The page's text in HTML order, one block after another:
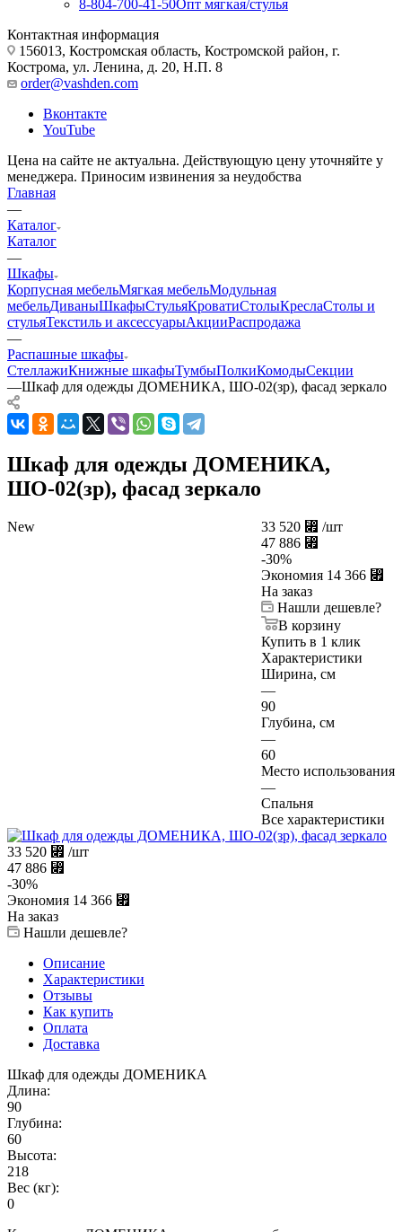
8-804-700-41-50Опт мягкая/стулья
Контактная информация
156013, Костромская область, Костромской район, г.
Кострома, ул. Ленина, д. 20, Н.П. 8
order@vashden.com
Вконтакте
YouTube
Цена на сайте не актуальна. Действующую цену уточняйте у
менеджера. Приносим извинения за неудобства
Главная
—
Каталог
Каталог
—
Шкафы
Корпусная мебельМягкая мебельМодульная
мебельДиваныШкафыСтульяКроватиСтолыКреслаСтолы и
стульяТекстиль и аксессуарыАкцииРаспродажа
—
Распашные шкафы
СтеллажиКнижные шкафыТумбыПолкиКомодыСекции
—Шкаф для одежды ДОМЕНИКА, ШО-02(зр), фасад зеркало
Шкаф для одежды ДОМЕНИКА,
ШО-02(зр), фасад зеркало
33 520 ⃏ /шт
47 886 ⃏
-30%
Экономия 14 366 ⃏
На заказ
Нашли дешевле?
В корзину
Купить в 1 клик
Характеристики
Ширина, см
—
90
Глубина, см
—
60
Место использования
—
Спальня
Все характеристики
New
33 520 ⃏ /шт
47 886 ⃏
-30%
Экономия 14 366 ⃏
На заказ
Нашли дешевле?
Описание
Характеристики
Отзывы
Как купить
Оплата
Доставка
Шкаф для одежды ДОМЕНИКА
Длина:
90
Глубина:
60
Высота:
218
Вес (кг):
0